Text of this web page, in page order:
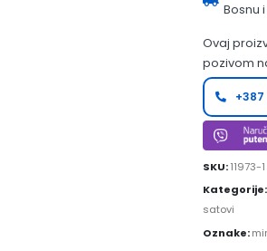
Bosnu
Ovaj
pozivom
+387
SKU:11973-1
Kategorije:
satovi
Oznake: